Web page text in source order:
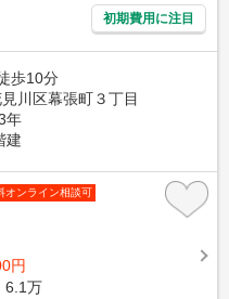
初期費用に注目
歩10分
川区幕張町３丁目
年
建
オンライン相談可
円
6.1万